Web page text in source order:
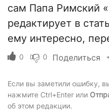
сам Папа Римский
редактирует в
ему интересно,
0 0 Поделиться
Если вы заметили ошибку,
нажмите Ctrl+Enter или
об этом редакции.